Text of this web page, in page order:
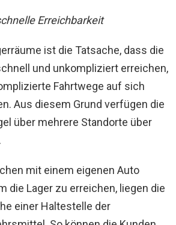
Erreichbarkeit
ist die Tatsache, dass die
und unkompliziert erreichen,
Fahrtwege auf sich
Aus diesem Grund verfügen die
über mehrere Standorte über
mit einem eigenen Auto
die Lager zu erreichen, liegen die
einer Haltestelle der